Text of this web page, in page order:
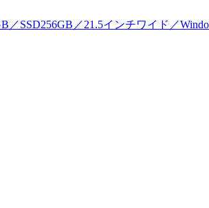
SSD256GB／21.5インチワイド／